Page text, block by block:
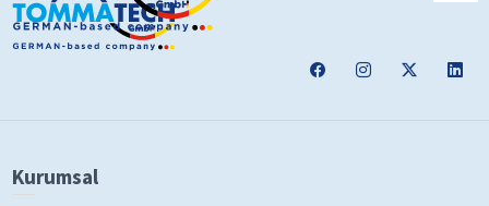
Kurumsal